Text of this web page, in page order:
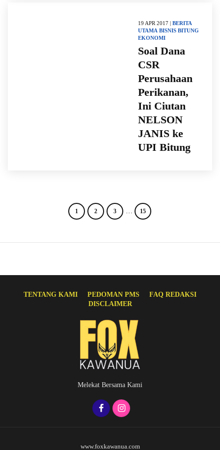
19 APR 2017 | BERITA
UTAMA BISNIS BITUNG
EKONOMI
Soal Dana
CSR
Perusahaan
Perikanan,
Ini Ciutan
NELSON
JANIS ke
UPI Bitung
1 2 3 … 15
TENTANG KAMI PEDOMAN PMS
FAQ REDAKSI
DISCLAIMER
Melekat Bersama Kami
www.foxkawanua.com